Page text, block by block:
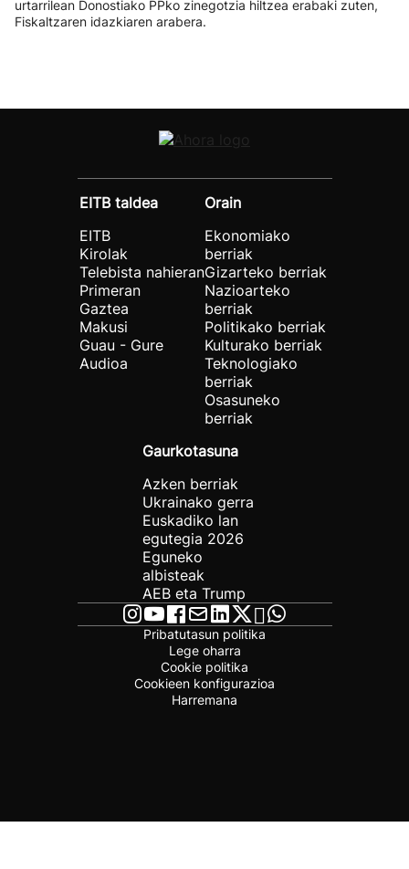
urtarrilean Donostiako PPko zinegotzia hiltzea erabaki zuten,
Fiskaltzaren idazkiaren arabera.
EITB taldea
EITB
Kirolak
Telebista nahieran
Primeran
Gaztea
Makusi
Guau - Gure
Audioa
Orain
Ekonomiako
berriak
Gizarteko berriak
Nazioarteko
berriak
Politikako berriak
Kulturako berriak
Teknologiako
berriak
Osasuneko
berriak
Gaurkotasuna
Azken berriak
Ukrainako gerra
Euskadiko lan
egutegia 2026
Eguneko
albisteak
AEB eta Trump
Pribatutasun politika
Lege oharra
Cookie politika
Cookieen konfigurazioa
Harremana